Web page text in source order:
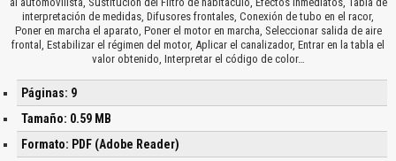
interpretación de medidas, Difusores frontales, Conexión de tubo en el racor,
Poner en marcha el aparato, Poner el motor en marcha, Seleccionar salida de aire
frontal, Estabilizar el régimen del motor, Aplicar el canalizador, Entrar en la tabla el
valor obtenido, Interpretar el código de color…
Páginas: 9
Tamaño: 0.59 MB
Formato: PDF (Adobe Reader)